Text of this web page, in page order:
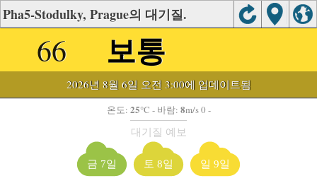
Pha5-Stodulky, Prague의 대기질.
66 보통
2026년 8월 6일 오전 3:00에 업데이트됨
온도: 25°C - 바람: 8m/s 0 -
대기질 예보
금 7일 토 8일 일 9일